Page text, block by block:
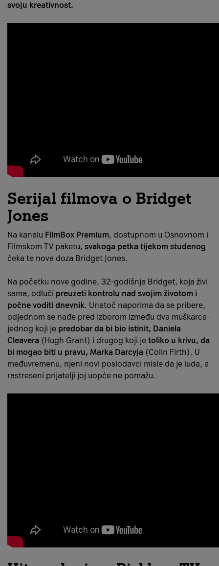
svoju kreativnost.
Serijal filmova o Bridget
Jones
Na kanalu FilmBox Premium, dostupnom u Osnovnom i
Filmskom TV paketu, svakoga petka tijekom studenog
čeka te nova doza Bridget Jones.
Na početku nove godine, 32-godišnja Bridget, koja živi
sama, odluči preuzeti kontrolu nad svojim životom i
počne voditi dnevnik. Unatoč naporima da se pribere,
odjednom se nađe pred izborom između dva muškarca -
jednog koji je predobar da bi bio istinit, Daniela
Cleavera (Hugh Grant) i drugog koji je toliko u krivu, da
bi mogao biti u pravu, Marka Darcyja (Colin Firth). U
međuvremenu, njeni novi poslodavci misle da je luda, a
rastreseni prijatelji joj uopće ne pomažu.